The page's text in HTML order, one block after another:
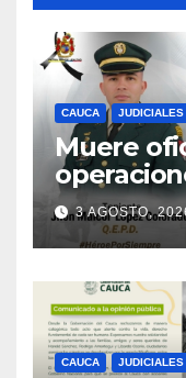
CAUCA JUDICIALES
Muere
el sur del
3 AGOSTO,
CAUCA JUDICIALES